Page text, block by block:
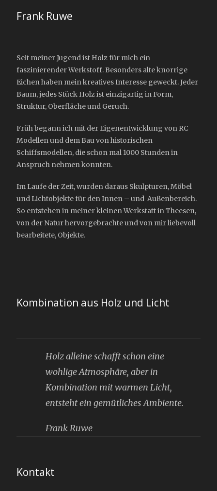
Frank Ruwe
Seit meiner Jugend ist Holz für mich ein
faszinierender Werkstoff. Besonders alte knorrige
Eichen haben mein kreatives Interesse geweckt. Jeder
Baum, jedes Stück Holz ist einzigartig in Form,
Struktur, Oberfläche und Geruch.
Früh begann ich mit der Eigenentwicklung von RC
Modellen und dem Bau von historischen
Schiffsmodellen, die schon mal 1000 Stunden in
Anspruch nehmen konnten.
Im Laufe der Zeit, wurden daraus Skulpturen, Möbel
und Lichtobjekte für den Innen – und Außenbereich.
So entstehen in meiner kleinen Werkstatt in Theesen,
von der Natur hervorgebrachte und von mir liebevoll
bearbeitete, Objekte.
Kombination aus Holz und Licht
Holz alleine schafft schon eine
wohlige Atmosphäre, aber in
Kombination mit warmen Licht,
entsteht ein gemütliches Ambiente.
Frank Ruwe
Kontakt